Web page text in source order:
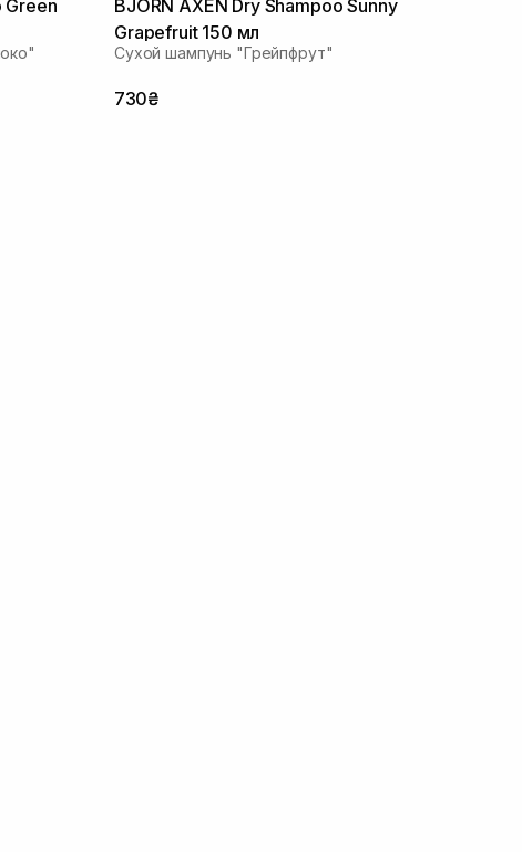
BJORN AXEN Dry Shampoo Sunny
Grapefruit 150 мл
Сухой шампунь "Грейпфрут"
730₴